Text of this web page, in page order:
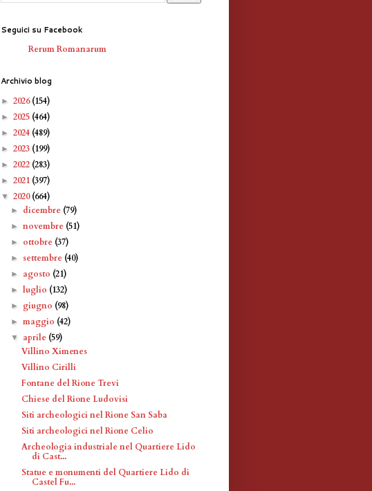
Seguici su Facebook
Rerum Romanarum
Archivio blog
► 2026(154)
► 2025 (464)
► 2024 (489)
► 2023 (199)
► 2022 (283)
► 2021 (397)
▼ 2020(664)
► dicembre (79)
►novembre (51)
► ottobre (37)
► settembre (40)
► agosto (21)
►luglio (132)
► giugno (98)
►maggio (42)
▼ aprile (59)
Villino Ximenes
Villino Cirilli
Fontane del Rione Trevi
Chiese del Rione Ludovisi
Siti archeologici nel Rione San Saba
Siti archeologici nel Rione Celio
Archeologia industriale nel Quartiere Lido
di Cast...
Statue e monumenti del Quartiere Lido di
Castel Fu...